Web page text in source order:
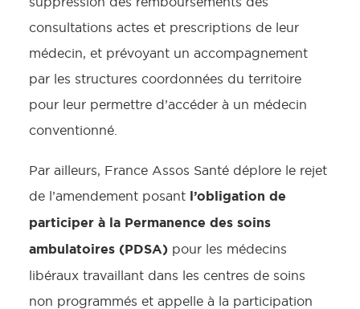
consultations actes et prescriptions de leur
médecin, et prévoyant un accompagnement
par les structures coordonnées du territoire
pour leur permettre d’accéder à un médecin
conventionné.
Par ailleurs, France Assos Santé déplore le rejet
de l’amendement posant l’obligation de
participer à la Permanence des soins
ambulatoires (PDSA) pour les médecins
libéraux travaillant dans les centres de soins
non programmés et appelle à la participation